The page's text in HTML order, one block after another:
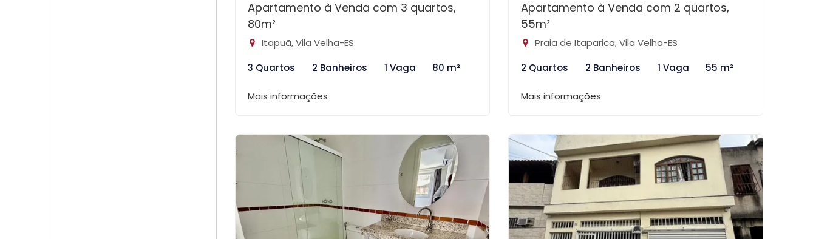
Apartamento à Venda com 3 quartos,
80m²
Itapuã, Vila Velha-ES
3 Quartos
2 Banheiros 1 Vaga 80 m²
Mais informações
Apartamento à Venda com 2 quartos,
55m²
Praia de Itaparica, Vila Velha-ES
2 Quartos
2 Banheiros 1 Vaga 55 m²
Mais informações